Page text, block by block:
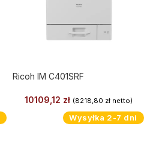
Ricoh IM C401SRF
10109,12 zł (8218,80 złnetto)
Wysyłka 2-7 dni